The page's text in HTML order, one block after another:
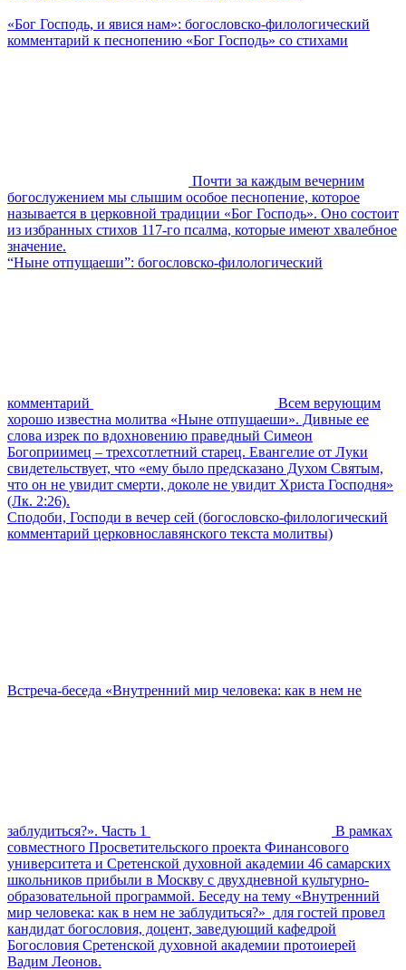
«Бог Господь, и явися нам»: богословско-филологический
комментарий к песнопению «Бог Господь» со стихами
Почти за каждым вечерним
богослужением мы слышим особое песнопение, которое
называется в церковной традиции «Бог Господь». Оно состоит
из избранных стихов 117-го псалма, которые имеют хвалебное
значение.
“Ныне отпущаеши”: богословско-филологический
комментарий
Всем верующим
хорошо известна молитва «Ныне отпущаеши». Дивные ее
слова изрек по вдохновению праведный Симеон
Богоприимец – трехсотлетний старец. Евангелие от Луки
свидетельствует, что «ему было предсказано Духом Святым,
что он не увидит смерти, доколе не увидит Христа Господня»
(Лк. 2:26).
Сподоби, Господи в вечер сей (богословско-филологический
комментарий церковнославянского текста молитвы)
Встреча-беседа «Внутренний мир человека: как в нем не
заблудиться?». Часть 1
В рамках
совместного Просветительского проекта Финансового
университета и Сретенской духовной академии 46 самарских
школьников прибыли в Москву с двухдневной культурно-
образовательной программой. Беседу на тему «Внутренний
мир человека: как в нем не заблудиться?» для гостей провел
кандидат богословия, доцент, заведующий кафедрой
Богословия Сретенской духовной академии протоиерей
Вадим Леонов.